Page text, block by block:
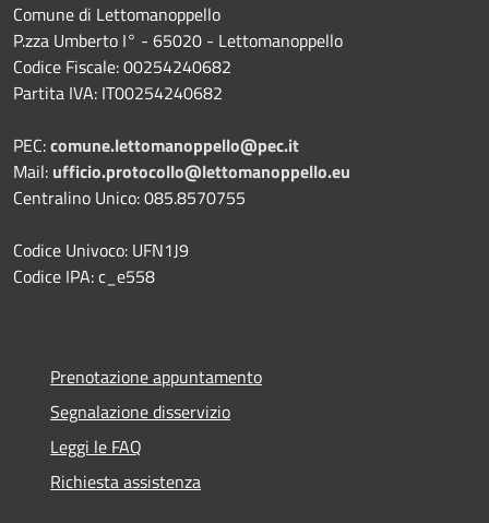
Comune di Lettomanoppello
P.zza Umberto I° - 65020 - Lettomanoppello
Codice Fiscale: 00254240682
Partita IVA: IT00254240682
PEC:comune.lettomanoppello@pec.it
Mail: ufficio.protocollo@lettomanoppello.eu
Centralino Unico: 085.8570755
Codice Univoco: UFN1J9
Codice IPA: c_e558
Prenotazione appuntamento
Segnalazione disservizio
Leggi le FAQ
Richiesta assistenza